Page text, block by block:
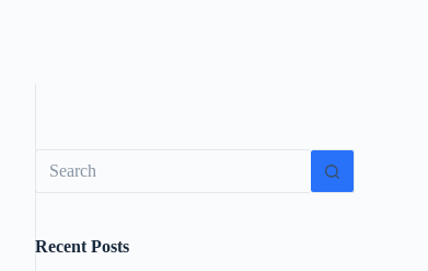
results
Recent Posts